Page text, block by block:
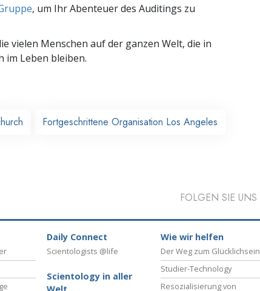
, um Ihr Abenteuer des Auditings zu
vielen Menschen auf der ganzen Welt, die in
im Leben bleiben.
Fortgeschrittene Organisation Los Angeles
FOLGEN SIE UNS
Daily Connect
Scientologists @life
Scientology in aller
Wie wir helfen
Der Weg zum Glücklichsein
Studier-Technology
Resozialisierung von